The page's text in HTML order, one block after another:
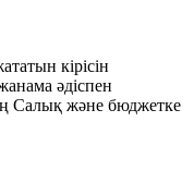
кірісін
әдіспен
Салық және бюджетке